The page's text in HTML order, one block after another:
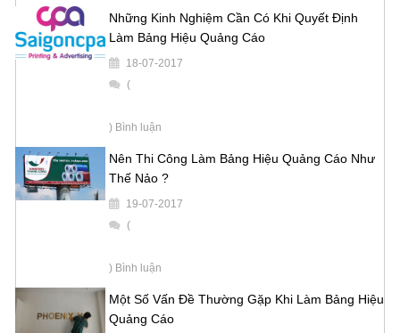
Những Kinh Nghiệm Cần Có Khi Quyết Định
Làm Bảng Hiệu Quảng Cáo
18-07-2017
(
) Bình luận
Nên Thi Công Làm Bảng Hiệu Quảng Cáo Như
Thế Nảo ?
19-07-2017
(
) Bình luận
Một Số Vấn Đề Thường Gặp Khi Làm Bảng Hiệu
Quảng Cáo